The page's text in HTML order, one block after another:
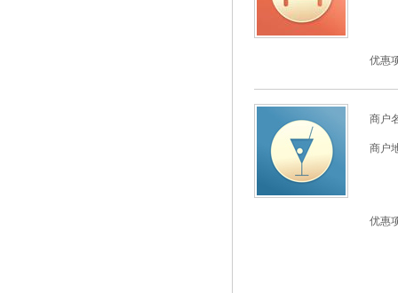
优惠
商户
商户
优惠